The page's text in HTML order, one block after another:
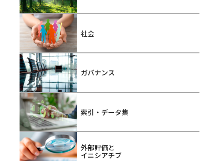
社会
ガバナンス
索引・データ集
外部評価と
イニシアチブ